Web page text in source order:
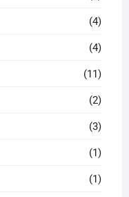
(4)
(4)
(11)
(2)
(3)
(1)
(1)